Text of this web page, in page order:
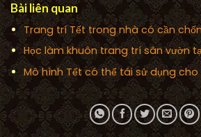
Bài liên quan
Trang trí Tết trong nhà có cần
Học làm khuôn trang trí sân vườn
Mô hình Tết có thể tái sử dụng